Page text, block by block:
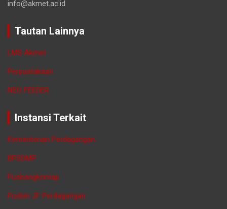
info@akmet.ac.id
Tautan Lainnya
LMS Akmet
Perpustakaan
NEO FEEDER
Instansi Terkait
Kementerian Perdagangan
BPSDMP
Pusbangkomap
Pusbin JF Perdagangan